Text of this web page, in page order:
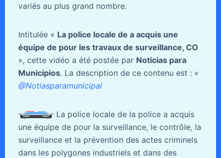
variés au plus grand nombre.
Intitulée « La police locale de a acquis une
équipe de pour les travaux de surveillance, CO
», cette vidéo a été postée par Noticias para
Municipios. La description de ce contenu est : «
@Notiasparamunicipal
La police locale de la police a acquis
une équipe de pour la surveillance, le contrôle, la
surveillance et la prévention des actes criminels
dans les polygones industriels et dans des